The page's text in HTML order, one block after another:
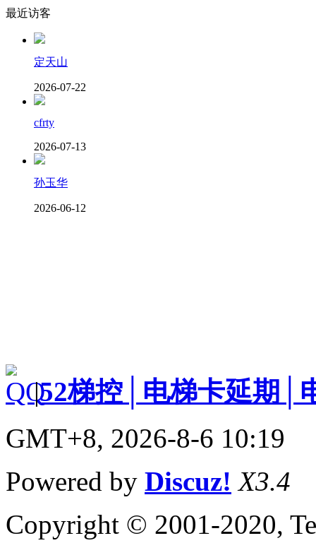
最近访客
定天山
2026-07-22
cfrty
2026-07-13
孙玉华
2026-06-12
|52梯控│电梯卡延期│
GMT+8, 2026-8-6 10:19
Powered by Discuz! X3.4
Copyright © 2001-2020,